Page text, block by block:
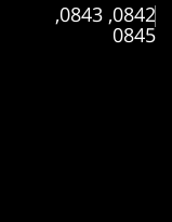
0842, 0843,
0845